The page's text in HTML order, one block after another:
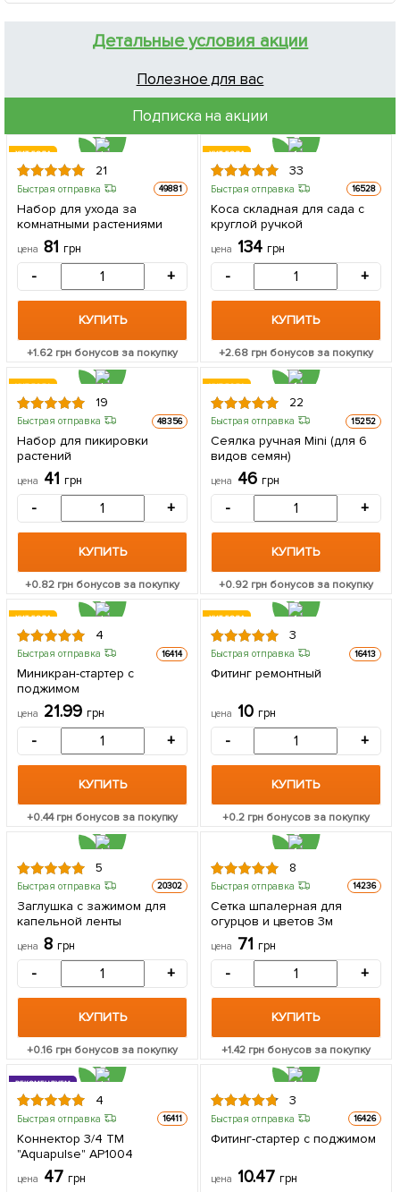
Детальные условия акции
Полезное для вас
Подписка на акции
ХИТ ГОДА
21
Быстрая отправка 49881
Набор для ухода за
комнатными растениями
цена 81грн
- +
КУПИТЬ
+1.62 грн бонусов за покупку
ХИТ ГОДА
33
Быстрая отправка 16528
Коса складная для сада с
круглой ручкой
цена 134 грн
- +
КУПИТЬ
+2.68грн бонусов за покупку
ХИТ ГОДА
19
Быстрая отправка 48356
Набор для пикировки
растений
цена 41грн
- +
КУПИТЬ
+0.82 грн бонусов за покупку
ХИТ ГОДА
22
Быстрая отправка 15252
Сеялка ручная Mini (для 6
видов семян)
цена 46 грн
- +
КУПИТЬ
+0.92грн бонусов за покупку
ХИТ ГОДА
4
Быстрая отправка 16414
Миникран-стартер с
поджимом
цена 21.99грн
- +
КУПИТЬ
+0.44грн бонусов за покупку
ХИТ ГОДА
3
Быстрая отправка 16413
Фитинг ремонтный
цена 10 грн
- +
КУПИТЬ
+0.2грн бонусов за покупку
5
Быстрая отправка 20302
Заглушка c зажимом для
капельной ленты
цена 8грн
- +
КУПИТЬ
+0.16 грн бонусов за покупку
8
Быстрая отправка 14236
Сетка шпалерная для
огурцов и цветов 3м
цена 71 грн
- +
КУПИТЬ
+1.42грн бонусов за покупку
РЕКОМЕНДУЕМ
4
Быстрая отправка 16411
Коннектор 3/4 ТМ
"Aquapulse" АР1004
цена 47грн
3
Быстрая отправка 16426
Фитинг-стартер с поджимом
цена 10.47 грн